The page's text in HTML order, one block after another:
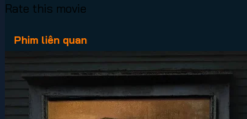
Rate this movie
Phim liên quan